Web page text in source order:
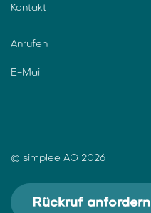
Kontakt
Anrufen
E-Mail
© simplee AG 2026
Rückruf anfordern